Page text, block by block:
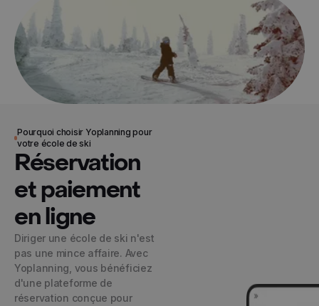
Pourquoi choisir Yoplanning pour
votre école de ski
Réservation
et paiement
en ligne
Diriger une école de ski n'est
pas une mince affaire. Avec
Yoplanning, vous bénéficiez
d'une plateforme de
réservation conçue pour